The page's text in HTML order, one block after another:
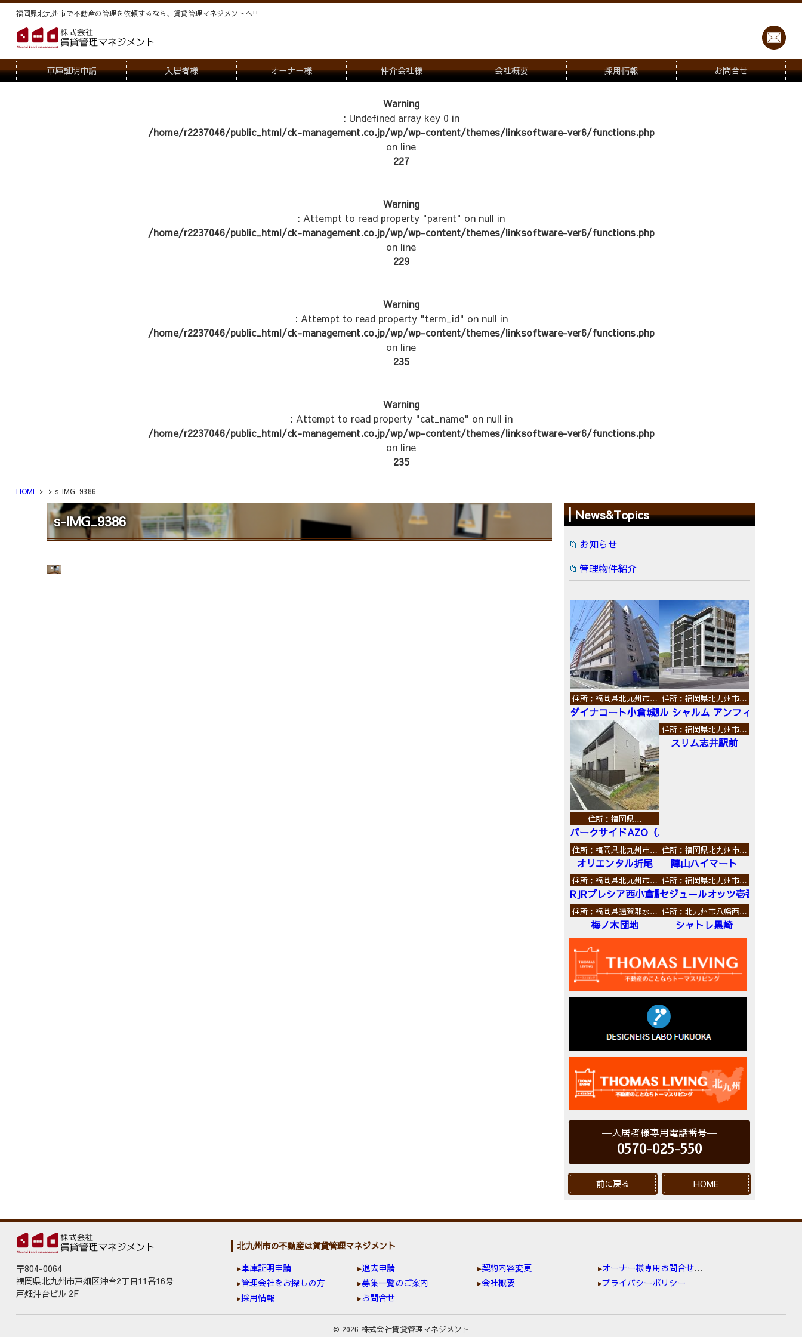
福岡県北九州市で不動産の管理を依頼するなら、賃貸管理マネジメントヘ!!
車庫証明申請 入居者様 オーナー様 仲介会社様
物件写真
管理物件紹介
会社概要 採用情報 お問合せ
Warning
: Undefined array key 0 in
/home/r2237046/public_html/ck-management.co.jp/wp/wp-content/themes/linksoftware-ver6/functions.php
on line
227
Warning
: Attempt to read property "parent" on null in
/home/r2237046/public_html/ck-management.co.jp/wp/wp-content/themes/linksoftware-ver6/functions.php
on line
229
Warning
: Attempt to read property "term_id" on null in
/home/r2237046/public_html/ck-management.co.jp/wp/wp-content/themes/linksoftware-ver6/functions.php
on line
235
Warning
: Attempt to read property "cat_name" on null in
/home/r2237046/public_html/ck-management.co.jp/wp/wp-content/themes/linksoftware-ver6/functions.php
on line
235
HOME s-IMG_9386
s-IMG_9386 News&Topics
お知らせ
管理物件紹介
住所：福岡県北九州市…
ダイナコート小倉城野
住所：福岡県北九州市…
ル シャルム アンフィニ
住所：福岡県…
パークサイドAZO（エーゼットオー）
住所：福岡県北九州市…
スリム志井駅前
住所：福岡県北九州市…
オリエンタル折尾
住所：福岡県北九州市…
陣山ハイマート
住所：福岡県北九州市…
RJRプレシア西小倉駅前
住所：福岡県北九州市…
セジュールオッツ壱番館
住所：福岡県遠賀郡水…
梅ノ木団地
住所：北九州市八幡西…
シャトレ黒崎
入居者様専用電話番号
0570-025-550
前に戻る HOME
〒804-0064
福岡県北九州市戸畑区沖台2丁目11番16号
戸畑沖台ビル 2F
北九州市の不動産は賃貸管理マネジメント
車庫証明申請
退去申請 契約内容変更
オーナー様専用お問合せ窓口
管理会社をお探しの方
募集一覧のご案内 会社概要
プライバシーポリシー
採用情報
お問合せ
© 2026 株式会社賃貸管理マネジメント